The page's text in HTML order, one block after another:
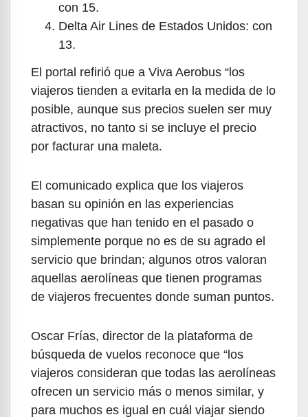
con 15.
Delta Air Lines de Estados Unidos: con
13.
El portal refirió que a Viva Aerobus “los
viajeros tienden a evitarla en la medida de lo
posible, aunque sus precios suelen ser muy
atractivos, no tanto si se incluye el precio
por facturar una maleta.
El comunicado explica que los viajeros
basan su opinión en las experiencias
negativas que han tenido en el pasado o
simplemente porque no es de su agrado el
servicio que brindan; algunos otros valoran
aquellas aerolíneas que tienen programas
de viajeros frecuentes donde suman puntos.
Oscar Frías, director de la plataforma de
búsqueda de vuelos reconoce que “los
viajeros consideran que todas las aerolíneas
ofrecen un servicio más o menos similar, y
para muchos es igual en cuál viajar siendo